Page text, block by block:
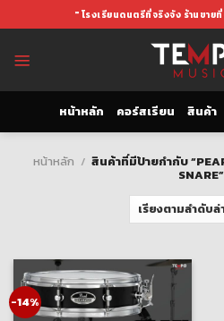
to
" โรงเรียนดนตรีที่จริงจัง ร้านขายที่
หน้าหลัก คอร์สเรียน สินค้า
หน้าหลัก / สินค้าที่มีป้ายกำกับ
SNARE”
-14%